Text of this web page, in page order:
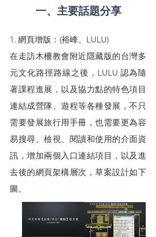
一、主要話題分享
1. 網頁增版：(裕峰、LULU)
在走訪木柵教會附近隱藏版的台灣多
元文化路徑路線之後，LULU 認為隨
著課程進展，以及協力點的特色項目
連結成營隊、遊程等各種發展，不只
需要發展旅行用手冊，也需要更為容
易搜尋、檢視、閱讀和使用的介面資
訊，增加兩個入口連結項目，以及進
去後的網頁架構層次，草案設計如下
圖。